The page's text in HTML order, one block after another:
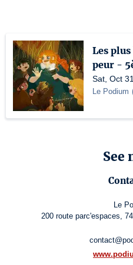
Les
peur -
Sat, Oct
Le Podium
See
Le
200 route parc'espaces,